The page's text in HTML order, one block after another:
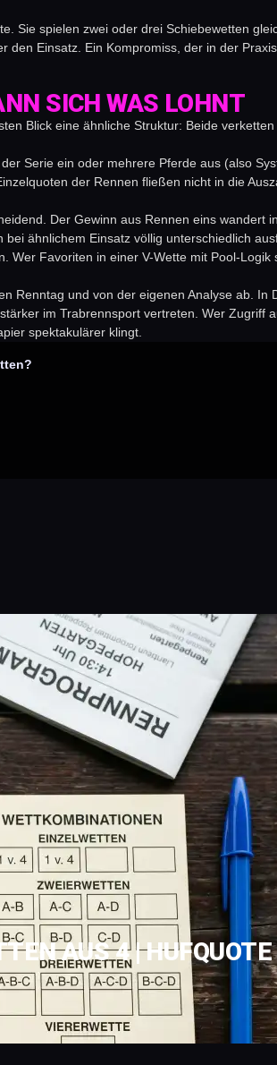
Sie spielen zwei oder drei Schiebewetten
Einsatz. Ein Kompromiss, der in der
SICH WAS LOHNT
Blick eine ähnliche Struktur: Beide
Serie ein oder mehrere Pferde aus (also
der Rennen fließen nicht in die
Der Gewinn aus Rennen eins wandert
ähnlichem Einsatz völlig unterschiedlich
Favoriten in einer V-Wette mit Pool-
Renntag und von der eigenen Analyse ab. In
im Trabrennsport vertreten. Wer Zugriff
spektakulärer klingt.
AUS 4 | HUFQUOTE